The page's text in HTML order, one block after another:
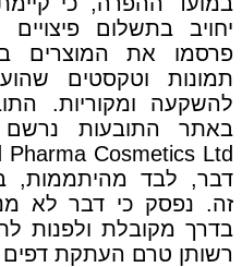
יחויב בתשלום
פרסמו את המוצרים
תמונות וטקסטים
להשקעה ומקוריות.
דבר, לבד מהיתממות,
זה. נפסק כי דבר לא
בדרך מקובלת ולפנות
רשותן טרם העתקת